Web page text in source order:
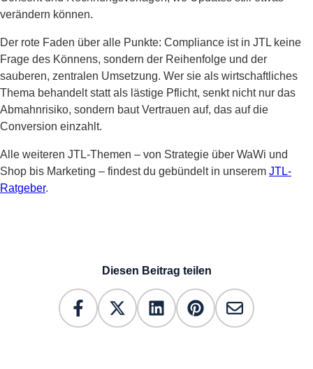
verändern können.
Der rote Faden über alle Punkte: Compliance ist in JTL keine
Frage des Könnens, sondern der Reihenfolge und der
sauberen, zentralen Umsetzung. Wer sie als wirtschaftliches
Thema behandelt statt als lästige Pflicht, senkt nicht nur das
Abmahnrisiko, sondern baut Vertrauen auf, das auf die
Conversion einzahlt.
Alle weiteren JTL-Themen – von Strategie über WaWi und
Shop bis Marketing – findest du gebündelt in unserem JTL-
Ratgeber.
Diesen Beitrag teilen